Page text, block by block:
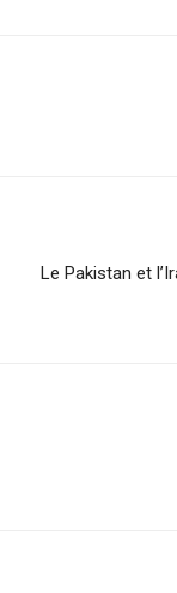
Le Pakistan et